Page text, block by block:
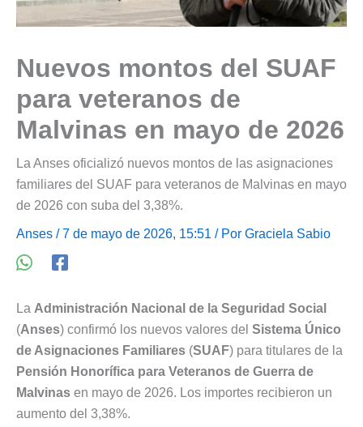
Nuevos montos del SUAF
para veteranos de
Malvinas en mayo de 2026
La Anses oficializó nuevos montos de las asignaciones
familiares del SUAF para veteranos de Malvinas en mayo
de 2026 con suba del 3,38%.
Anses / 7 de mayo de 2026, 15:51 / Por Graciela Sabio
La Administración Nacional de la Seguridad Social
(Anses) confirmó los nuevos valores del Sistema Único
de Asignaciones Familiares (SUAF) para titulares de la
Pensión Honorífica para Veteranos de Guerra de
Malvinas en mayo de 2026. Los importes recibieron un
aumento del 3,38%.